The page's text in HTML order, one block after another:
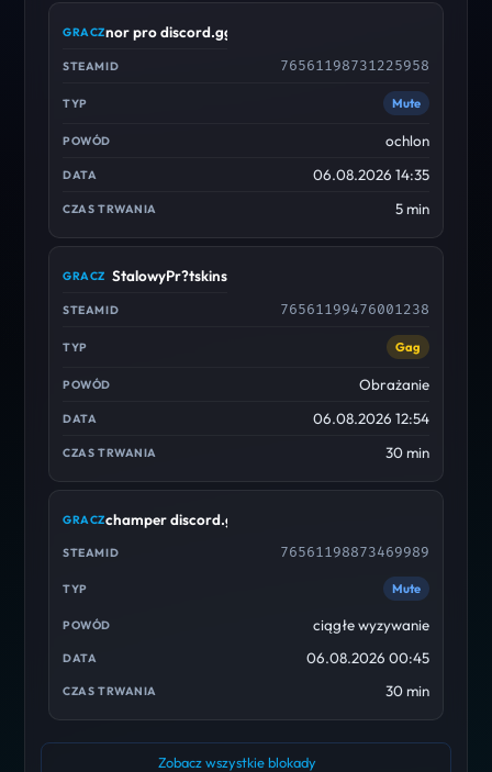
nor pro discord.gg/cscdc
76561198731225958
Mute
ochlon
06.08.2026 14:35
5 min
StalowyPr?tskins
76561199476001238
Gag
Obrażanie
06.08.2026 12:54
30 min
champer discord.gg/cscdc
76561198873469989
Mute
ciągłe wyzywanie
06.08.2026 00:45
30 min
Zobacz wszystkie blokady